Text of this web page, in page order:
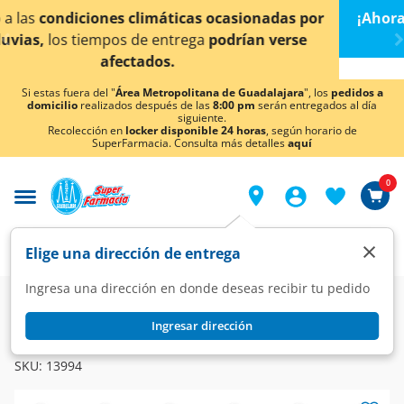
< div class="carousel-inner">
¡Ahora también en Aguascalientes!Da clic aquí
conocer detalles.
Si estas fuera del "Área Metropolitana de Guadalajara", los pedidos a
domicilio realizados después de las8:00 pm serán entregados al día
siguiente.
Recolección en locker disponible 24 horas, según horario de
SuperFarmacia. Consulta más detallesaquí
Elige una dirección de entrega
Ingresa una dirección en donde deseas recibir tu pedido
Ingresar dirección
×
0
Farmacia Medicina Antibióticos Antibióticos
Terramicina 500 mg, 16 Cápsulas.
SKU: 13994